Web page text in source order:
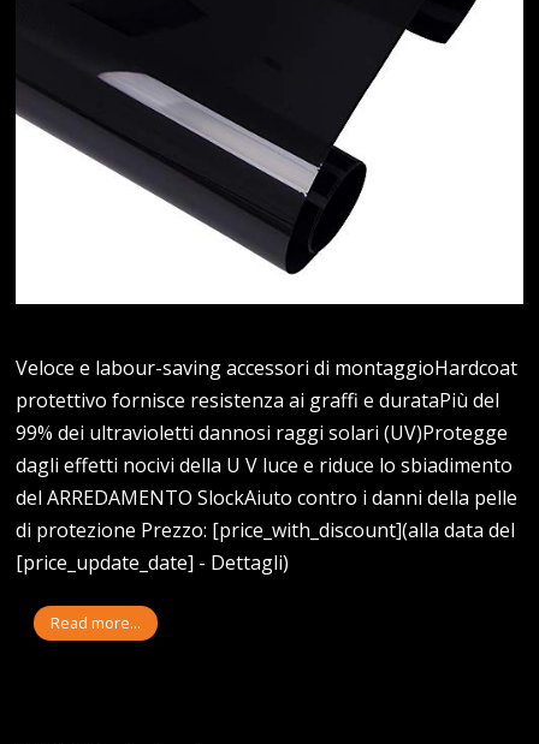
Veloce e labour-saving accessori di montaggioHardcoat
protettivo fornisce resistenza ai graffi e durataPiù del
99% dei ultravioletti dannosi raggi solari (UV)Protegge
dagli effetti nocivi della U V luce e riduce lo sbiadimento
del ARREDAMENTO SlockAiuto contro i danni della pelle
di protezione Prezzo: [price_with_discount](alla data del
[price_update_date] - Dettagli)
Read more...